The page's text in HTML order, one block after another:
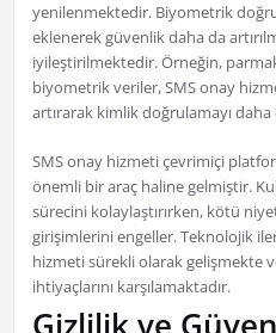
yenilenmektedir. Biyometrik
eklenerek güvenlik daha da
iyileştirilmektedir. Örneğin,
biyometrik veriler, SMS onay
artırarak kimlik doğrulamayı
SMS onay hizmeti çevrimiçi
önemli bir araç haline gelmiştir.
sürecini kolaylaştırırken, kötü
girişimlerini engeller. Teknolojik
hizmeti sürekli olarak gelişmekte
ihtiyaçlarını karşılamaktadır.